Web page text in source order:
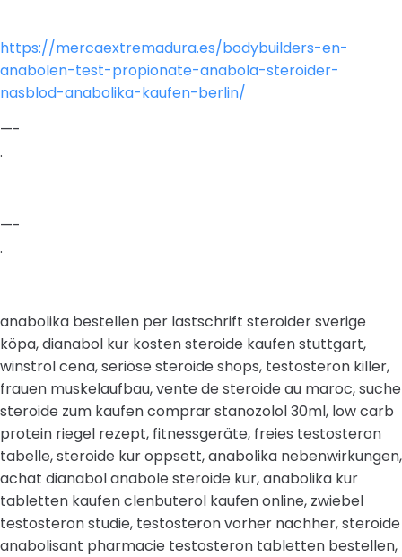
https://mercaextremadura.es/bodybuilders-en-
anabolen-test-propionate-anabola-steroider-
nasblod-anabolika-kaufen-berlin/
—-
.
—-
.
anabolika bestellen per lastschrift steroider sverige
köpa, dianabol kur kosten steroide kaufen stuttgart,
winstrol cena, seriöse steroide shops, testosteron killer,
frauen muskelaufbau, vente de steroide au maroc, suche
steroide zum kaufen comprar stanozolol 30ml, low carb
protein riegel rezept, fitnessgeräte, freies testosteron
tabelle, steroide kur oppsett, anabolika nebenwirkungen,
achat dianabol anabole steroide kur, anabolika kur
tabletten kaufen clenbuterol kaufen online, zwiebel
testosteron studie, testosteron vorher nachher, steroide
anabolisant pharmacie testosteron tabletten bestellen,